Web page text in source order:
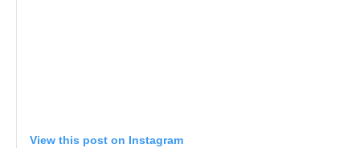
View this post on Instagram